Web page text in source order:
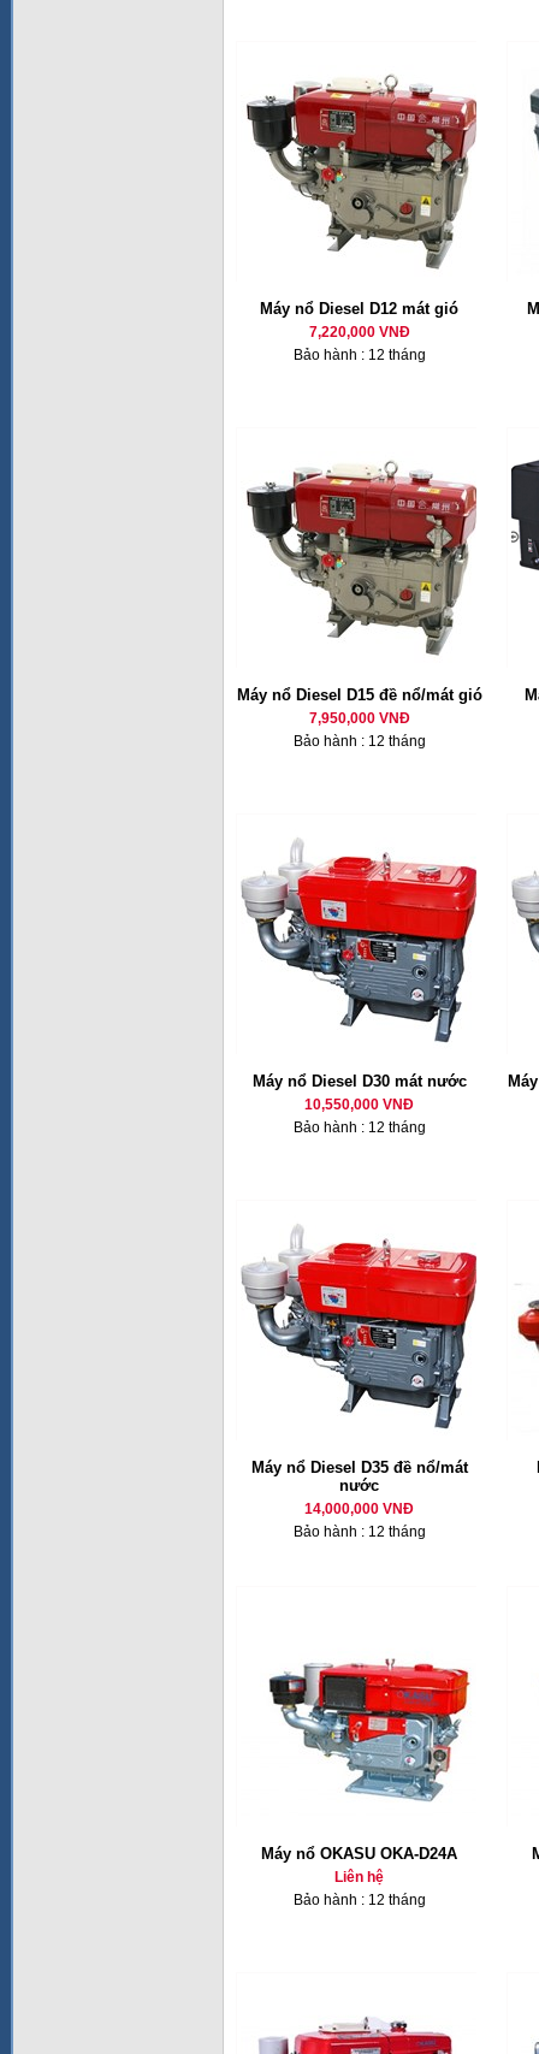
Máy nổ Diesel D12 mát gió
7,220,000 VNĐ
Bảo hành : 12 tháng
Máy nổ Diesel D15 đề nổ/mát gió
7,950,000 VNĐ
Bảo hành : 12 tháng
Máy nổ Diesel D30 mát nước
10,550,000 VNĐ
Bảo hành : 12 tháng
Máy nổ Diesel D35 đề nổ/mát
nước
14,000,000 VNĐ
Bảo hành : 12 tháng
Máy nổ OKASU OKA-D24A
Liên hệ
Bảo hành : 12 tháng